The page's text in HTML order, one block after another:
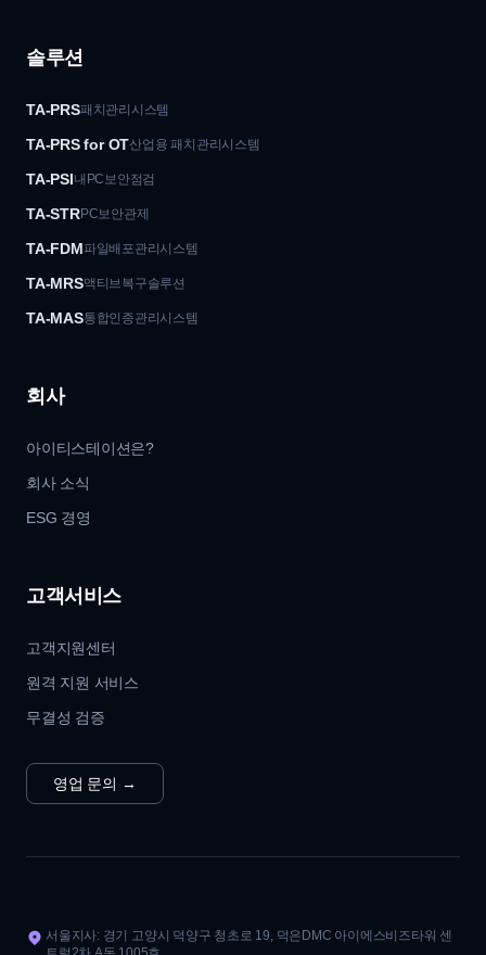
솔루션
TA-PRS패치관리시스템
TA-PRS for OT산업용 패치관리시스템
TA-PSI내PC보안점검
TA-STRPC보안관제
TA-FDM파일배포관리시스템
TA-MRS액티브복구솔루션
TA-MAS통합인증관리시스템
회사
아이티스테이션은?
회사 소식
ESG 경영
고객서비스
고객지원센터
원격 지원 서비스
무결성 검증
영업 문의 →
서울지사: 경기 고양시 덕양구 청초로 19, 덕은DMC 아이에스비즈타워 센